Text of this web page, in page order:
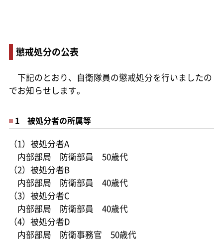
懲戒処分の公表
下記のとおり、自衛隊員の懲戒処分を行いましたの
でお知らせします。
1 被処分者の所属等
（1）被処分者A
内部部局 防衛部員 50歳代
（2）被処分者B
内部部局 防衛部員 40歳代
（3）被処分者C
内部部局 防衛部員 40歳代
（4）被処分者D
内部部局 防衛事務官 50歳代